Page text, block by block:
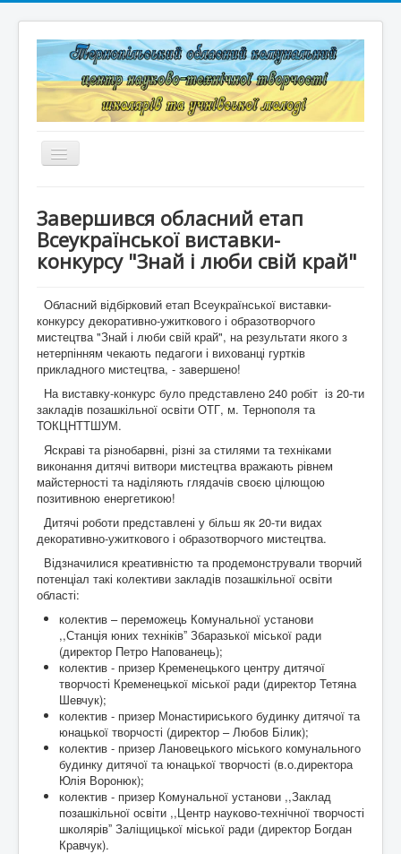
Перемикач
навігації
Структура
Документація
Конкурси та змагання
Корисні лінки
Дистанційне навчання
Контакти
Завершився обласний етап
Всеукраїнської виставки-
конкурсу "Знай і люби свій край"
Обласний відбірковий етап Всеукраїнської виставки-
конкурсу декоративно-ужиткового і образотворчого
мистецтва "Знай і люби свій край", на результати якого з
нетерпінням чекають педагоги і вихованці гуртків
прикладного мистецтва, - завершено!
На виставку-конкурс було представлено 240 робіт із 20-ти
закладів позашкільної освіти ОТГ, м. Тернополя та
ТОКЦНТТШУМ.
Яскраві та різнобарвні, різні за стилями та техніками
виконання дитячі витвори мистецтва вражають рівнем
майстерності та наділяють глядачів своєю цілющою
позитивною енергетикою!
Дитячі роботи представлені у більш як 20-ти видах
декоративно-ужиткового і образотворчого мистецтва.
Відзначилися креативністю та продемонстрували творчий
потенціал такі колективи закладів позашкільної освіти
області:
колектив – переможець Комунальної установи
,,Станція юних техніківˮ Збаразької міської ради
(директор Петро Напованець);
колектив - призер Кременецького центру дитячої
творчості Кременецької міської ради (директор Тетяна
Шевчук);
колектив - призер Монастириського будинку дитячої та
юнацької творчості (директор – Любов Білик);
колектив - призер Лановецького міського комунального
будинку дитячої та юнацької творчості (в.о.директора
Юлія Воронюк);
колектив - призер Комунальної установи ,,Заклад
позашкільної освіти ,,Центр науково-технічної творчості
школярівˮ Заліщицької міської ради (директор Богдан
Кравчук).